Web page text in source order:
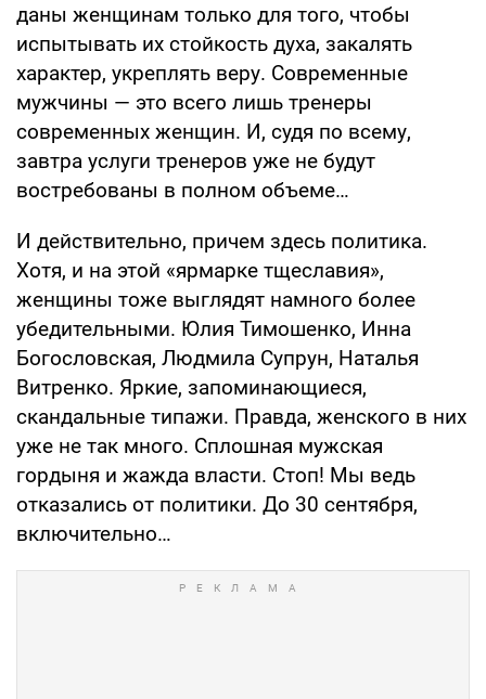
даны женщинам только для того, чтобы
испытывать их стойкость духа, закалять
характер, укреплять веру. Современные
мужчины — это всего лишь тренеры
современных женщин. И, судя по всему,
завтра услуги тренеров уже не будут
востребованы в полном объеме…
И действительно, причем здесь политика.
Хотя, и на этой «ярмарке тщеславия»,
женщины тоже выглядят намного более
убедительными. Юлия Тимошенко, Инна
Богословская, Людмила Супрун, Наталья
Витренко. Яркие, запоминающиеся,
скандальные типажи. Правда, женского в них
уже не так много. Сплошная мужская
гордыня и жажда власти. Стоп! Мы ведь
отказались от политики. До 30 сентября,
включительно…